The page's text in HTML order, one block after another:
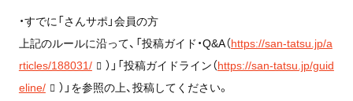
・すでに「さんサポ」会員の方
上記のルールに沿って、「投稿ガイド・Q&A（https://san-tatsu.jp/a
rticles/188031/
）」「投稿ガイドライン（https://san-tatsu.jp/guid
eline/
）」を参照の上、投稿してください。